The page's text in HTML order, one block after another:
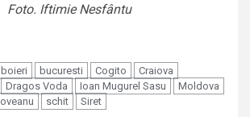
Foto. Iftimie Nesfântu
boieri bucuresti Cogito
Craiova
Dragos Voda Ioan Mugurel Sasu
Moldova
schit Siret